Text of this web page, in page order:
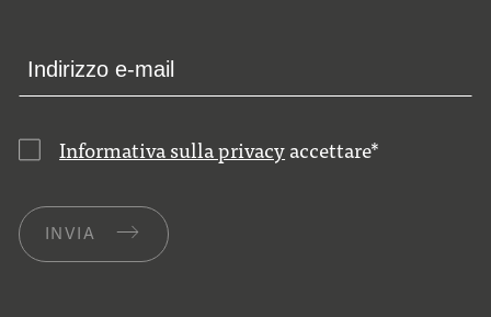
Informativa sulla privacy accettare*
INVIA